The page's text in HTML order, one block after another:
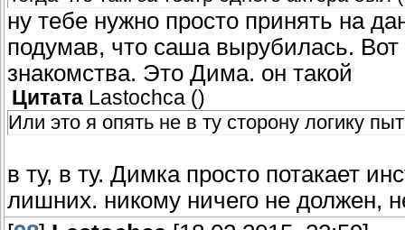
ну тебе нужно просто принять на
подумав, что саша вырубилась. Вот
знакомства. Это Дима. он такой
Цитата Lastochca ()
Или это я опять не в ту сторону логику
в ту, в ту. Димка просто потакает
лишних. никому ничего не должен,